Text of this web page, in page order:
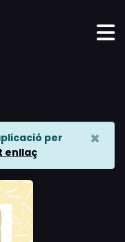
per
enllaç
×